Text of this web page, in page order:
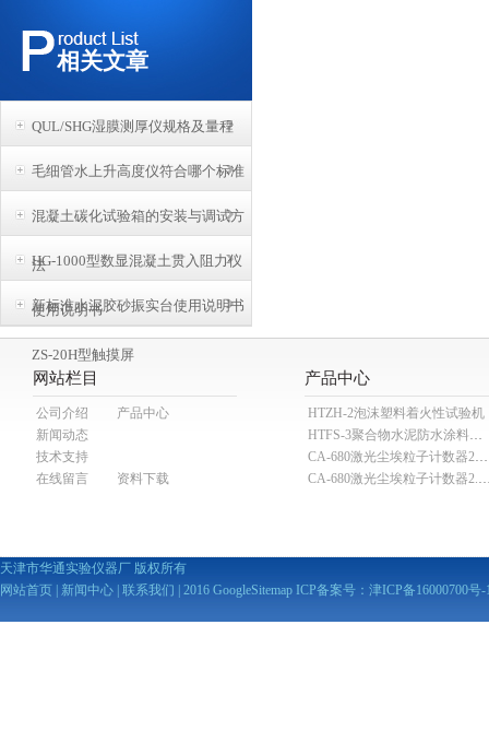
相关文章
QUL/SHG湿膜测厚仪规格及量程
毛细管水上升高度仪符合哪个标准
混凝土碳化试验箱的安装与调试方
法
HG-1000型数显混凝土贯入阻力仪
使用说明书
新标准水泥胶砂振实台使用说明书
ZS-20H型触摸屏
网站栏目
公司介绍
产品中心
新闻动态
技术支持
在线留言
资料下载
产品中心
HTZH-2泡沫塑料着火性试验机
HTFS-3聚合物水泥防水涂料分散机
CA-680激光尘埃粒子计数器28.3L
CA-680激光尘埃粒子
天津市华通实验仪器厂 版权所有
网站首页
新闻中心 联系我们 | 2016 GoogleSitemap ICP备案号： 津ICP备16000700号-